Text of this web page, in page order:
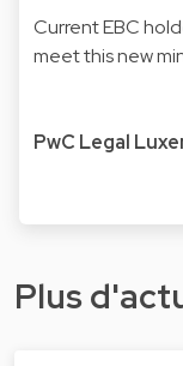
Current EBC
meet this new
PwC Legal
Plus